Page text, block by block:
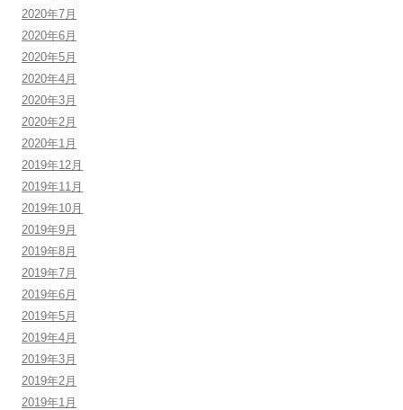
2020年7月
2020年6月
2020年5月
2020年4月
2020年3月
2020年2月
2020年1月
2019年12月
2019年11月
2019年10月
2019年9月
2019年8月
2019年7月
2019年6月
2019年5月
2019年4月
2019年3月
2019年2月
2019年1月